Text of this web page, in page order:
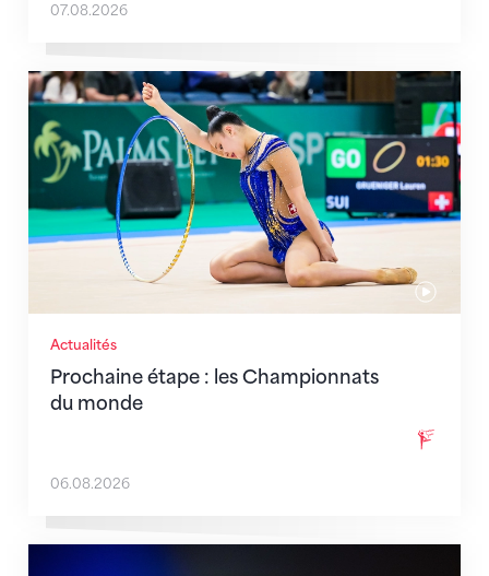
07.08.2026
Actualités
Prochaine étape : les Championnats
du monde
Prochaine étape : les Championnats du monde
06.08.2026